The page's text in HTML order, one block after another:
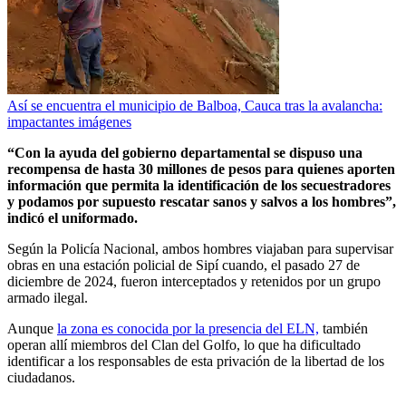
Así se encuentra el municipio de Balboa, Cauca tras la avalancha:
impactantes imágenes
“Con la ayuda del gobierno departamental se dispuso una
recompensa de hasta 30 millones de pesos para quienes aporten
información que permita la identificación de los secuestradores
y podamos por supuesto rescatar sanos y salvos a los hombres”,
indicó el uniformado.
Según la Policía Nacional, ambos hombres viajaban para supervisar
obras en una estación policial de Sipí cuando, el pasado 27 de
diciembre de 2024, fueron interceptados y retenidos por un grupo
armado ilegal.
Aunque la zona es conocida por la presencia del ELN, también
operan allí miembros del Clan del Golfo, lo que ha dificultado
identificar a los responsables de esta privación de la libertad de los
ciudadanos.